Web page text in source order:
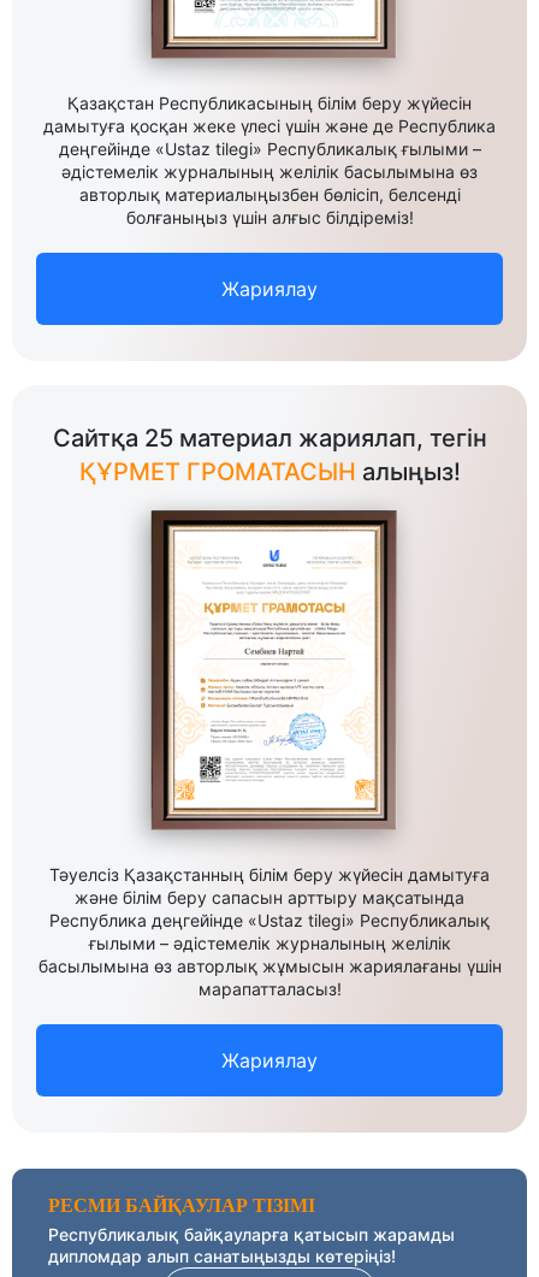
Қазақстан Республикасының білім беру жүйесін
дамытуға қосқан жеке үлесі үшін және де Республика
деңгейінде «Ustaz tilegi» Республикалық ғылыми –
әдістемелік журналының желілік басылымына өз
авторлық материалыңызбен бөлісіп, белсенді
болғаныңыз үшін алғыс білдіреміз!
Жариялау
Сайтқа 25 материал жариялап, тегін
ҚҰРМЕТ ГРОМАТАСЫН алыңыз!
Тәуелсіз Қазақстанның білім беру жүйесін дамытуға
және білім беру сапасын арттыру мақсатында
Республика деңгейінде «Ustaz tilegi» Республикалық
ғылыми – әдістемелік журналының желілік
басылымына өз авторлық жұмысын жариялағаны үшін
марапатталасыз!
Жариялау
РЕСМИ БАЙҚАУЛАР ТІЗІМІ
Республикалық байқауларға қатысып жарамды
дипломдар алып санатыңызды көтеріңіз!